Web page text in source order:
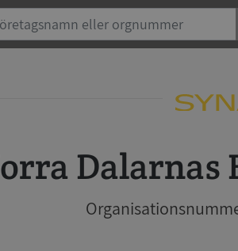
Norra